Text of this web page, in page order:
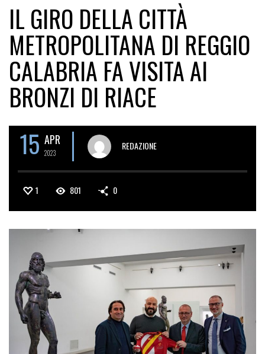
IL GIRO DELLA CITTÀ
METROPOLITANA DI REGGIO
CALABRIA FA VISITA AI
BRONZI DI RIACE
15 APR
2023
REDAZIONE
1 801 0